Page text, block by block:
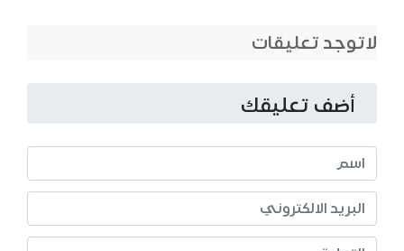
لاتوجد تعليقات
أضف تعليقك